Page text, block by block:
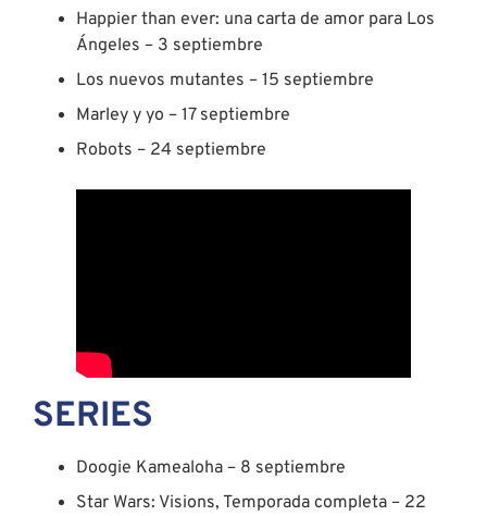
Happier than ever: una carta de amor para Los
Ángeles – 3 septiembre
Los nuevos mutantes – 15 septiembre
Marley y yo – 17 septiembre
Robots – 24 septiembre
SERIES
Doogie Kamealoha – 8 septiembre
Star Wars: Visions, Temporada completa – 22